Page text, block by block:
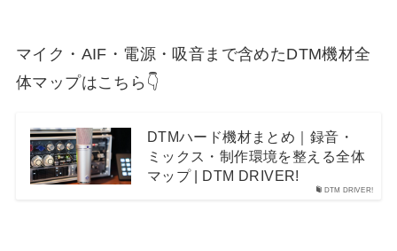
マイク・AIF・電源・吸音まで含めたDTM機材全
体マップはこちら👇
DTM DRIVER!
DTMハード機材まとめ｜録音・
ミックス・制作環境を整える全体
マップ | DTM DRIVER!